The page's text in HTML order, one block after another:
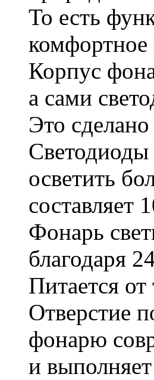
То есть
комфортное
Корпус
а сами
Это
Светодиоды
осветить
составляет
Фонарь
благодаря
Питается
Отверстие
фонарю
и